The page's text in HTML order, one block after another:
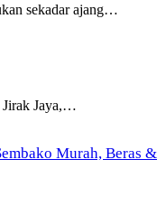
sekadar ajang…
Jirak Jaya,…
Murah, Beras &